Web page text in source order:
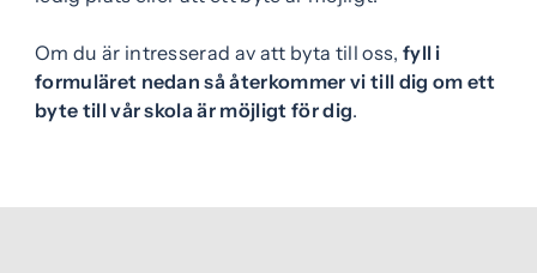
Om du är intresserad av att byta till oss, fyll i
formuläret nedan så återkommer vi till dig om ett
byte till vår skola är möjligt för dig.